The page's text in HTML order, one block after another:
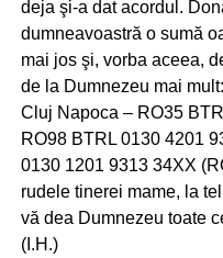
deja şi-a dat acordul.
dumneavoastră o sumă
mai jos şi, vorba aceea,
de la Dumnezeu mai
Cluj Napoca – RO35
RO98 BTRL 0130 4201
0130 1201 9313 34XX
rudele tinerei mame, la
vă dea Dumnezeu toate
(I.H.)